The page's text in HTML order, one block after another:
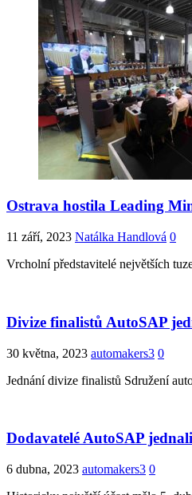
Ostrava hostila Leading
11 září, 2023 Natálka Handlová 0
Vrcholní představitelé největších
Divize finalistů AutoSAP
30 května, 2023 automakers3 0
Jednání divize finalistů Sdružení
Dodavatelé AutoSAP
6 dubna, 2023 automakers3 0